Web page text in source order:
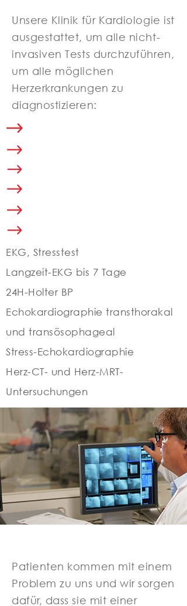
Unsere Klinik für Kardiologie ist
ausgestattet, um alle nicht-
invasiven Tests durchzuführen,
um alle möglichen
Herzerkrankungen zu
diagnostizieren:
EKG, Stresstest
Langzeit-EKG bis 7 Tage
24H-Holter BP
Echokardiographie transthorakal
und transösophageal
Stress-Echokardiographie
Herz-CT- und Herz-MRT-
Untersuchungen
Patienten kommen mit einem
Problem zu uns und wir sorgen
dafür, dass sie mit einer